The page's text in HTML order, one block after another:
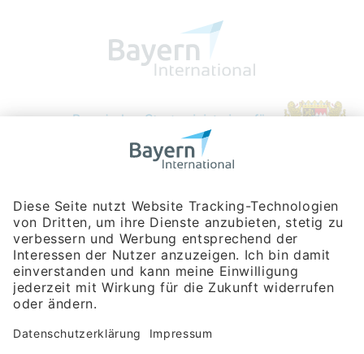
Bayerische Gesellschaft für Internationale
Rosenheimer Str. 143C
81671 München
Tel:+49 180 5949260
(Festnetz 14 ct/min, Mobil max. 42 ct/min)
Hotline
Datenschutzerklärung